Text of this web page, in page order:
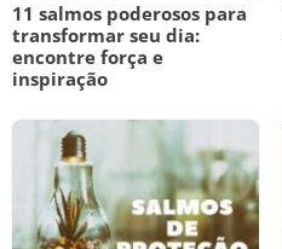
11 salmos poderosos para
transformar seu dia:
encontre força e
inspiração